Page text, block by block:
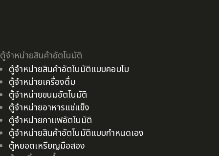
ตู้จำหน่ายสินค้าอัตโนมัติ
ตู้จำหน่ายสินค้าอัตโนมัติแบบคอมโบ
ตู้จำหน่ายเครื่องดื่ม
ตู้จำหน่ายขนมอัตโนมัติ
ตู้จำหน่ายอาหารแช่แข็ง
ตู้จำหน่ายกาแฟอัตโนมัติ
ตู้จำหน่ายสินค้าอัตโนมัติแบบกำหนดเอง
ตู้หยอดเหรียญมือสอง